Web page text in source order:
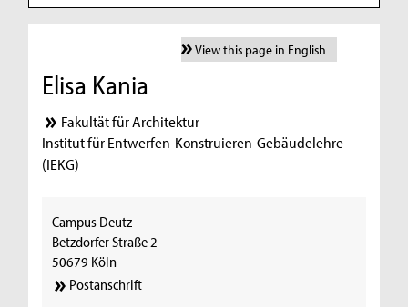
View this page in English
Elisa Kania
Fakultät für Architektur
Institut für Entwerfen-Konstruieren-Gebäudelehre
(IEKG)
Campus Deutz
Betzdorfer Straße 2
50679 Köln
Postanschrift